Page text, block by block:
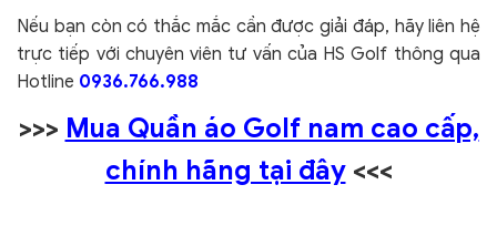
Nếu bạn còn có thắc mắc cần được giải đáp, hãy liên hệ
trực tiếp với chuyên viên tư vấn của HS Golf thông qua
Hotline 0936.766.988
>>> Mua Quần áo Golf nam cao cấp,
chính hãng tại đây <<<